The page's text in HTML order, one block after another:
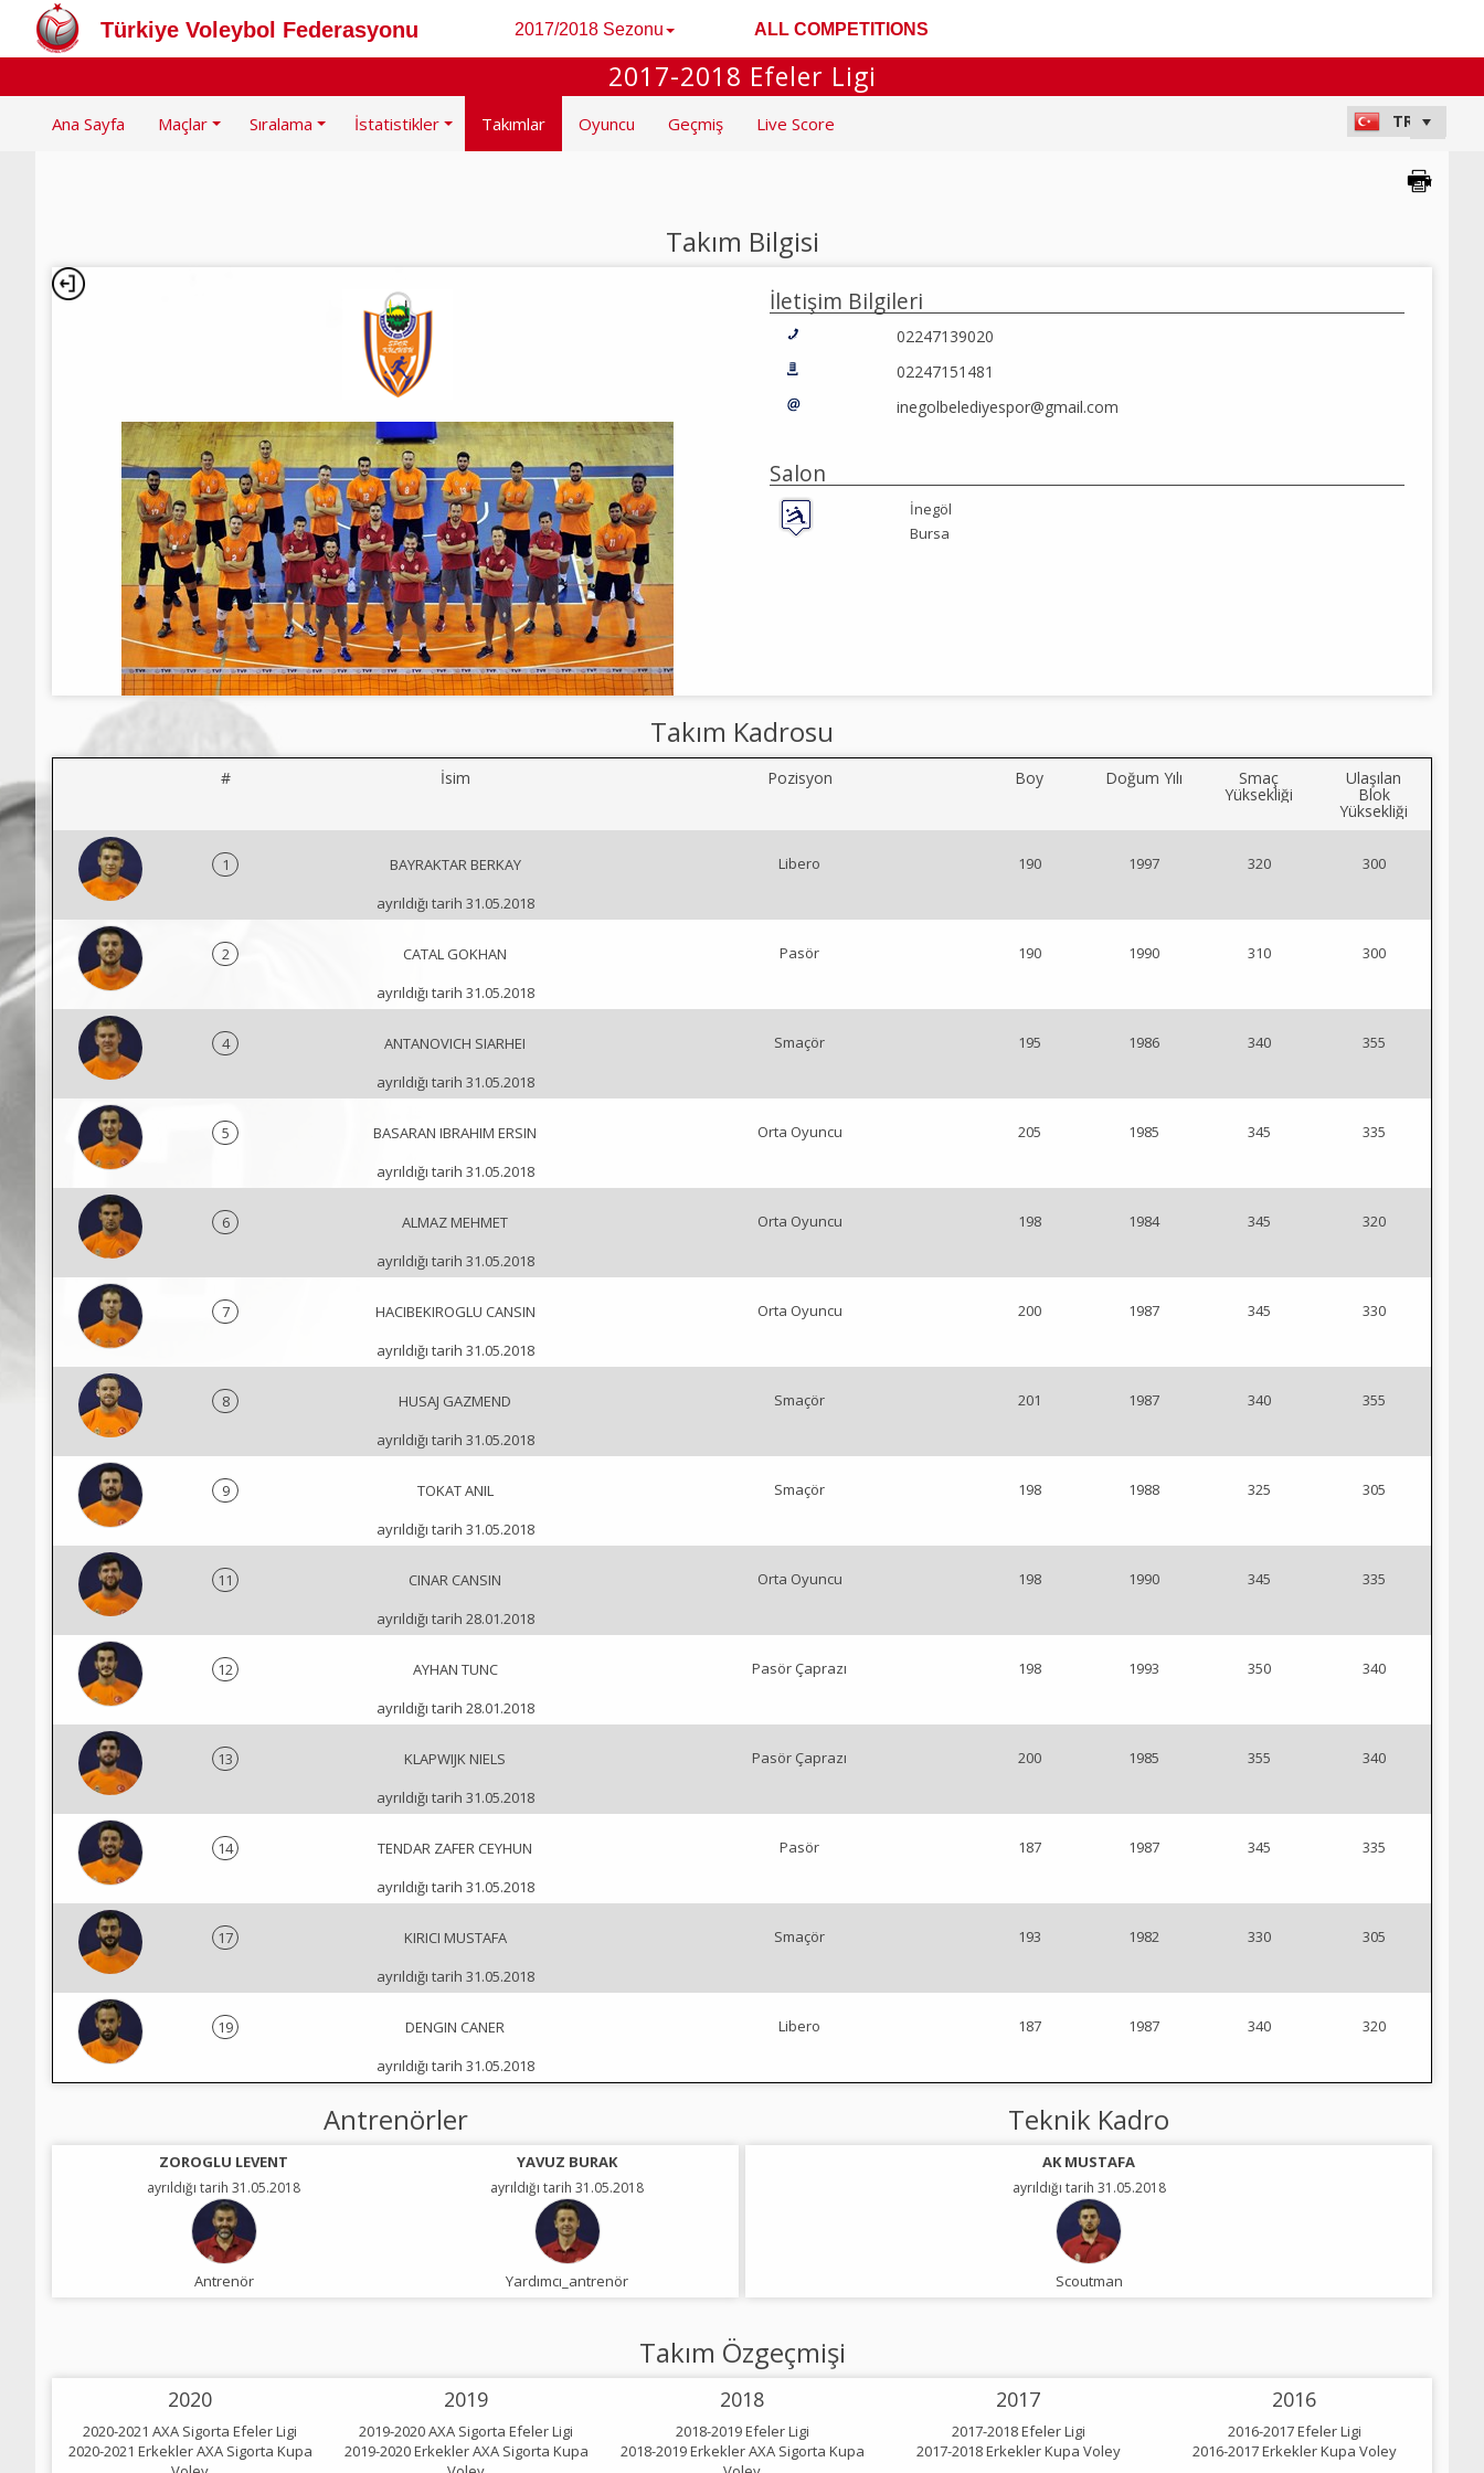
Türkiye Voleybol Federasyonu 2017/2018 Sezonu ALL COMPETITIONS
2017-2018 Efeler Ligi
Ana Sayfa Maçlar Sıralama İstatistikler Takımlar Oyuncu Geçmiş Live Score
Takım Bilgisi
İletişim Bilgileri
02247139020
02247151481
inegolbelediyespor@gmail.com
Salon
İnegöl
Bursa
Takım Kadrosu
# İsim Pozisyon Boy Doğum Yılı Smaç
Yüksekliği
Ulaşılan
Blok
Yüksekliği
1
BAYRAKTAR BERKAY
ayrıldığı tarih 31.05.2018
Libero 190 1997 320 300
2
CATAL GOKHAN
ayrıldığı tarih 31.05.2018
Pasör 190 1990 310 300
4
ANTANOVICH SIARHEI
ayrıldığı tarih 31.05.2018
Smaçör 195 1986 340 355
5
BASARAN IBRAHIM ERSIN
ayrıldığı tarih 31.05.2018
Orta Oyuncu 205 1985 345 335
6
ALMAZ MEHMET
ayrıldığı tarih 31.05.2018
Orta Oyuncu 198 1984 345 320
7
HACIBEKIROGLU CANSIN
ayrıldığı tarih 31.05.2018
Orta Oyuncu 200 1987 345 330
8
HUSAJ GAZMEND
ayrıldığı tarih 31.05.2018
Smaçör 201 1987 340 355
9
TOKAT ANIL
ayrıldığı tarih 31.05.2018
Smaçör 198 1988 325 305
11
CINAR CANSIN
ayrıldığı tarih 28.01.2018
Orta Oyuncu 198 1990 345 335
12
AYHAN TUNC
ayrıldığı tarih 28.01.2018
Pasör Çaprazı 198 1993 350 340
13
KLAPWIJK NIELS
ayrıldığı tarih 31.05.2018
Pasör Çaprazı 200 1985 355 340
14
TENDAR ZAFER CEYHUN
ayrıldığı tarih 31.05.2018
Pasör 187 1987 345 335
17
KIRICI MUSTAFA
ayrıldığı tarih 31.05.2018
Smaçör 193 1982 330 305
19
DENGIN CANER
ayrıldığı tarih 31.05.2018
Libero 187 1987 340 320
Antrenörler
ZOROGLU LEVENT
ayrıldığı tarih 31.05.2018
Antrenör
YAVUZ BURAK
ayrıldığı tarih 31.05.2018
Yardımcı_antrenör
Teknik Kadro
AK MUSTAFA
ayrıldığı tarih 31.05.2018
Scoutman
Takım Özgeçmişi
2020
2020-2021 AXA Sigorta Efeler Ligi
2020-2021 Erkekler AXA Sigorta Kupa
2019
2019-2020 AXA Sigorta Efeler Ligi
2019-2020 Erkekler AXA Sigorta Kupa
2018
2018-2019 Efeler Ligi
2018-2019 Erkekler AXA Sigorta Kupa
2017
2017-2018 Efeler Ligi
2017-2018 Erkekler Kupa Voley
2016
2016-2017 Efeler Ligi
2016-2017 Erkekler Kupa Voley